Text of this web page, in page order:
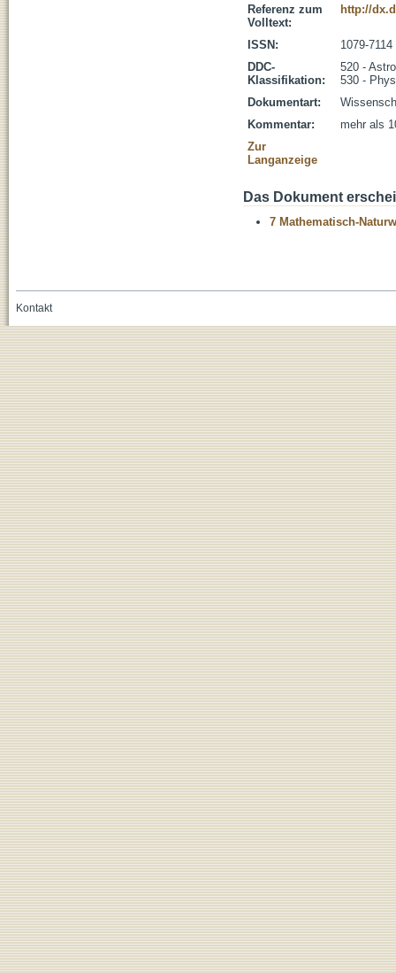
Referenz zum
Volltext:
http://
ISSN:
1079-7114
DDC-
Klassifikation:
520 -
530 -
Dokumentart:
Kommentar:
mehr als
Zur
Langanzeige
Das Dokument
7 Mathematisch-
Kontakt